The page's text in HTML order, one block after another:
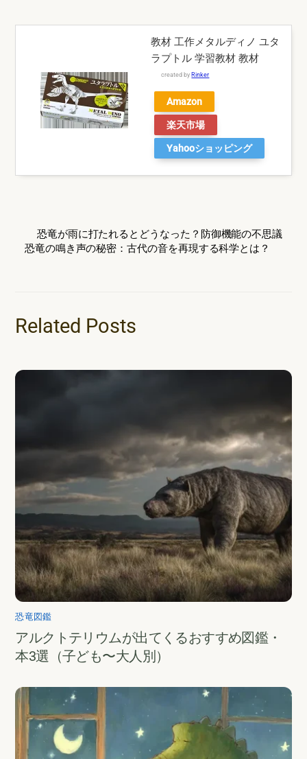
教材 工作メタルディノ ユタ
ラプトル 学習教材 教材
created by Rinker
Amazon
楽天市場
Yahooショッピング
恐竜が雨に打たれるとどうなった？防御機能の不思議
恐竜の鳴き声の秘密：古代の音を再現する科学とは？
Related Posts
恐竜図鑑
アルクトテリウムが出てくるおすすめ図鑑・
本3選（子ども〜大人別）